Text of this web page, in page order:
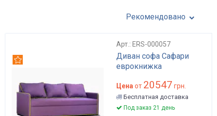
Рекомендовано
Арт.: ERS-000057
Диван софа Сафари
еврокнижка
Цена от 20547 грн.
Бесплатная доставка
Под заказ 21 день